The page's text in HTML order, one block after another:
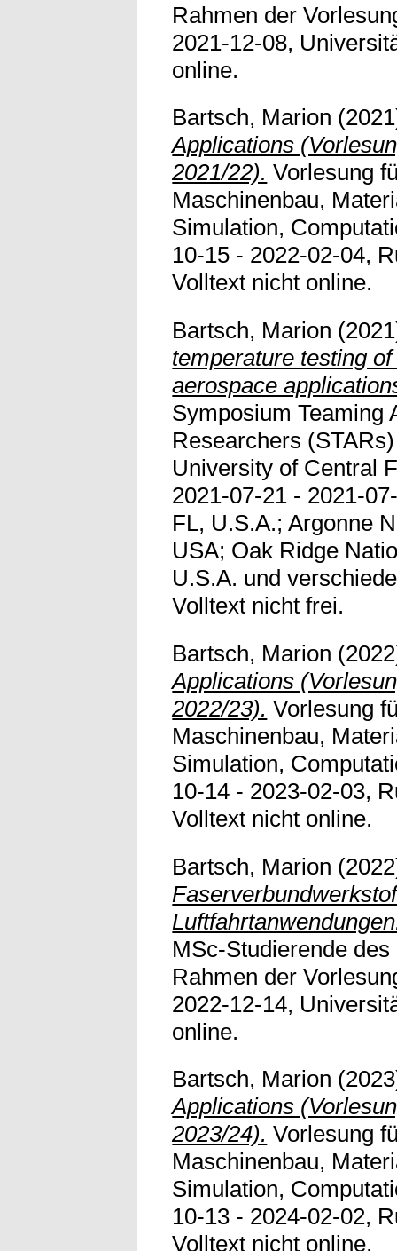
Rahmen der
2021-12-08,
online.
Bartsch, Marion
Applications
2021/22). Vorlesung
Maschinenbau,
Simulation,
10-15 - 2022-02-04,
Volltext nicht online.
Bartsch, Marion
temperature testing
aerospace
Symposium Teaming
Researchers
University of Central
2021-07-21 - 2021-
FL, U.S.A.; Argonne
USA; Oak Ridge
U.S.A. und
Volltext nicht frei.
Bartsch, Marion
Applications
2022/23). Vorlesung
Maschinenbau,
Simulation,
10-14 - 2023-02-03,
Volltext nicht online.
Bartsch, Marion
MSc-Studierende
Rahmen der
2022-12-14,
online.
Bartsch, Marion
Applications
2023/24). Vorlesung
Maschinenbau,
Simulation,
10-13 - 2024-02-02,
Volltext nicht online.